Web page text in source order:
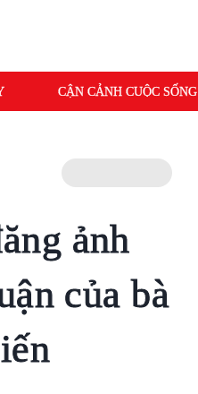
CẬN CẢNH CUỘC SỐNG
ảnh
của bà